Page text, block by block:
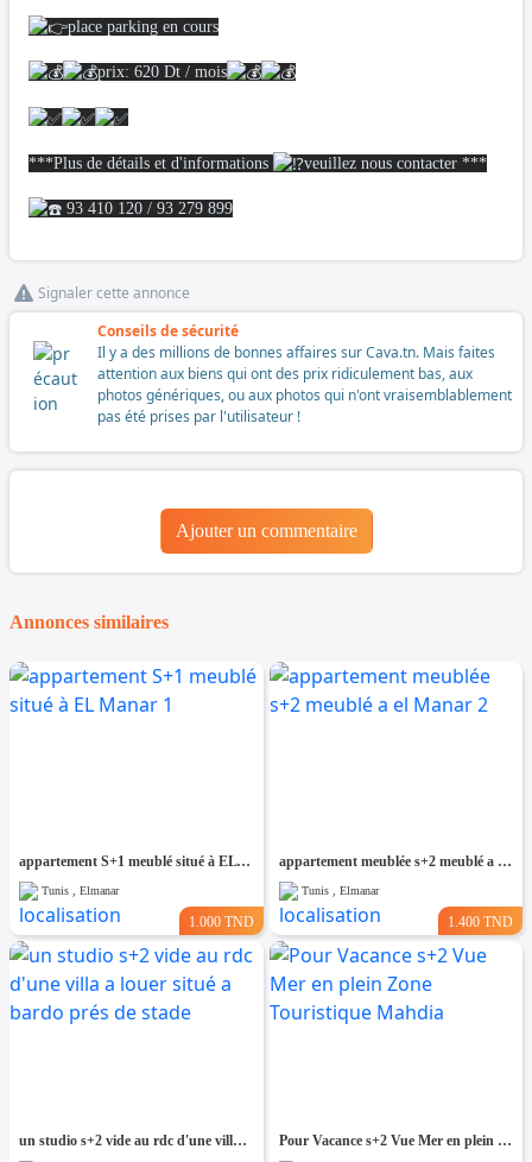
place parking en cours
prix: 620 Dt / mois
***Plus de détails et d'informations veuillez nous contacter ***
93 410 120 / 93 279 899
Signaler cette annonce
Conseils de sécurité
Il y a des millions de bonnes affaires sur Cava.tn. Mais faites
attention aux biens qui ont des prix ridiculement bas, aux
photos génériques, ou aux photos qui n'ont vraisemblablement
pas été prises par l'utilisateur !
Ajouter un commentaire
Annonces similaires
appartement S+1 meublé situé à EL Manar 1
Tunis , Elmanar
1.000 TND
appartement meublée s+2 meublé a el Manar 2
Tunis , Elmanar
1.400 TND
un studio s+2 vide au rdc d'une villa a louer situé a bardo prés de stade Pour Vacance s+2 Vue Mer en plein Zone Touristique Mahdia